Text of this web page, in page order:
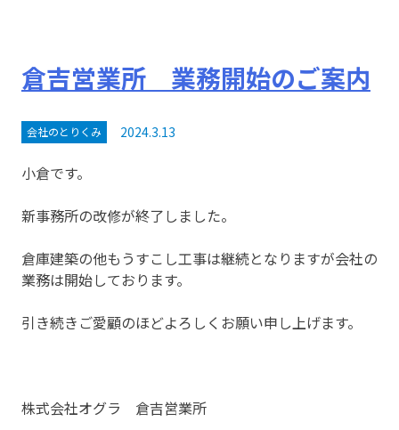
倉吉営業所 業務開始のご案内
会社のとりくみ 2024.3.13
小倉です。
新事務所の改修が終了しました。
倉庫建築の他もうすこし工事は継続となりますが会社の
業務は開始しております。
引き続きご愛顧のほどよろしくお願い申し上げます。
株式会社オグラ 倉吉営業所